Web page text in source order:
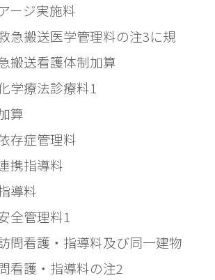
ージ実施料
急搬送医学管理料の注3に規
搬送看護体制加算
算
携指導料
導料
全管理料1
問看護・指導料及び同一建物
看護・指導料の注2